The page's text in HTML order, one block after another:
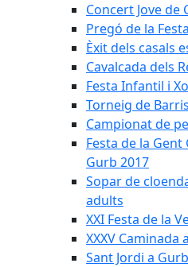
Concert Jove de
Pregó de la
Èxit dels casals
Cavalcada dels
Festa Infantil i
Torneig de
Campionat de
Festa de la
Gurb 2017
Sopar de
adults
XXI Festa de la
XXXV Caminada
Sant Jordi a